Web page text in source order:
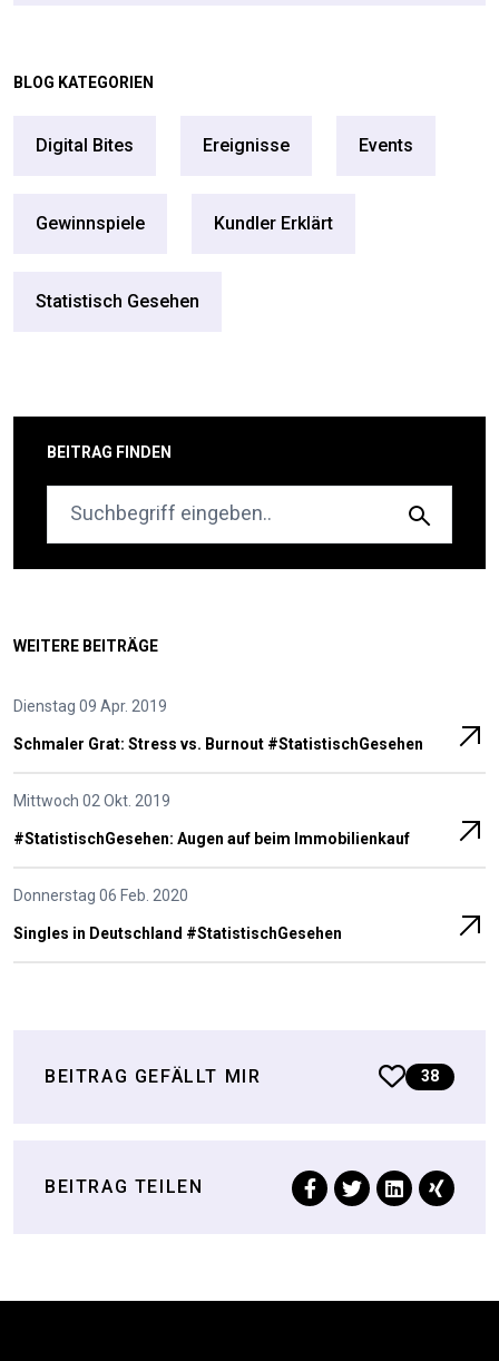
BLOG KATEGORIEN
Digital Bites Ereignisse Events
Gewinnspiele Kundler Erklärt
Statistisch Gesehen
BEITRAG FINDEN
WEITERE BEITRÄGE
Dienstag 09 Apr. 2019
Schmaler Grat: Stress vs. Burnout #StatistischGesehen
Mittwoch 02 Okt. 2019
#Statistisch­Gesehen: Augen auf beim Immobilien­kauf
Donnerstag 06 Feb. 2020
Singles in Deutsch­land #Statistisch­Gesehen
BEITRAG GEFÄLLT MIR 38
BEITRAG TEILEN